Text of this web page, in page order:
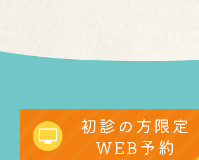
初診の方限定
WEB予約